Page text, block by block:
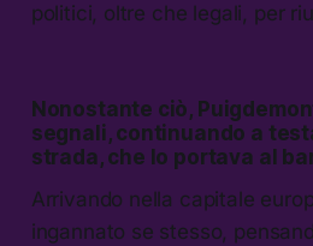
politici, oltre che legali, per
Nonostante ciò,
segnali, continuando a
strada, che lo portava al
Arrivando nella capitale
ingannato se stesso,